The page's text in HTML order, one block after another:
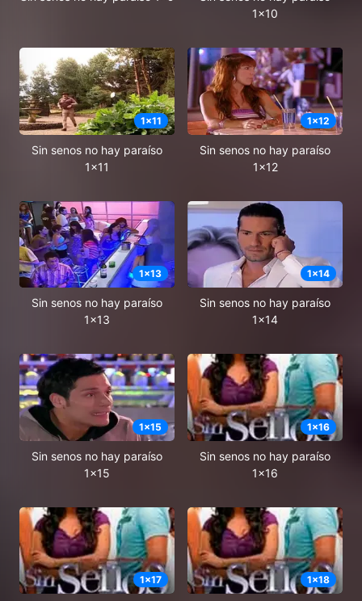
1x10
1x11
Sin senos no hay paraíso
1x11
1x12
Sin senos no hay paraíso
1x12
1x13
Sin senos no hay paraíso
1x13
1x14
Sin senos no hay paraíso
1x14
1x15
Sin senos no hay paraíso
1x15
1x16
Sin senos no hay paraíso
1x16
1x17 1x18